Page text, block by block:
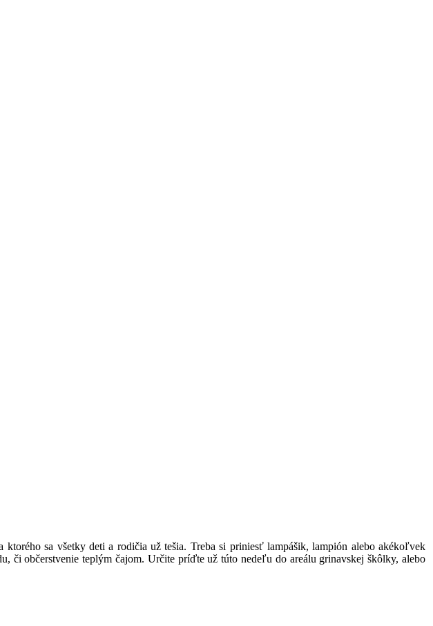
sa všetky deti a rodičia už tešia. Treba si priniesť lampášik, lampión alebo akékoľvek
či občerstvenie teplým čajom. Určite príďte už túto nedeľu do areálu grinavskej škôlky, alebo